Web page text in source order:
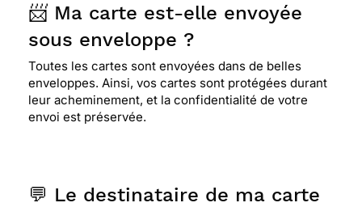
pour un enfant. j espère simplement qu elle
parviendra bien a son destinataire
⭐⭐⭐⭐⭐ Le 30/08/2016 : Bonne carte pour un
jeune enfant de 7 ans qui aime ce genre
d'exercice.
convient à tous : enfants comme adultes
📨 Ma carte est-elle envoyée
sous enveloppe ?
Toutes les cartes sont envoyées dans de belles
enveloppes. Ainsi, vos cartes sont protégées durant
leur acheminement, et la confidentialité de votre
envoi est préservée.
💬 Le destinataire de ma carte